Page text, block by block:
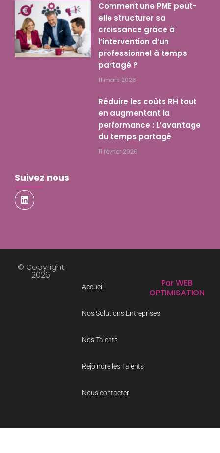
Comment une PME peut-
elle structurer sa
croissance grâce à
l’intervention d’un
professionnel à temps
partagé ?
11 mars 2026
Réduire les coûts RH tout
en augmentant la
performance : L’avantage
du temps partagé
11 février 2026
Suivez nous
© Copyright
2026
Accueil
Nos Solutions Entreprises
Nos Talents
Rejoindre les Talents
Nous contacter
Par WEB
OPTIMISATION